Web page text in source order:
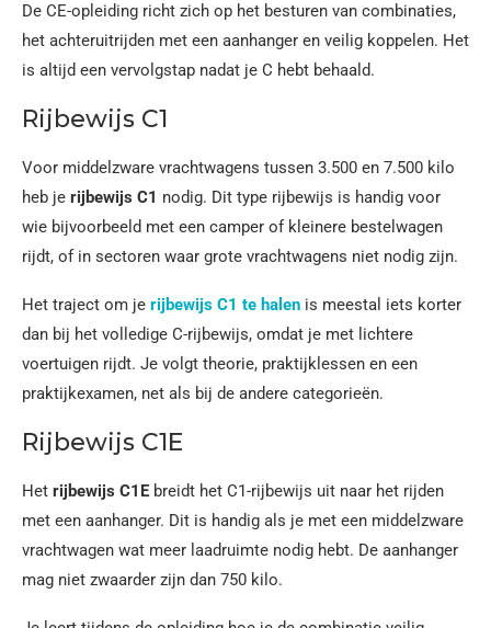
De CE-opleiding richt zich op het besturen van combinaties,
het achteruitrijden met een aanhanger en veilig koppelen. Het
is altijd een vervolgstap nadat je C hebt behaald.
Rijbewijs C1
Voor middelzware vrachtwagens tussen 3.500 en 7.500 kilo
heb je rijbewijs C1 nodig. Dit type rijbewijs is handig voor
wie bijvoorbeeld met een camper of kleinere bestelwagen
rijdt, of in sectoren waar grote vrachtwagens niet nodig zijn.
Het traject om je rijbewijs C1 te halen is meestal iets korter
dan bij het volledige C-rijbewijs, omdat je met lichtere
voertuigen rijdt. Je volgt theorie, praktijklessen en een
praktijkexamen, net als bij de andere categorieën.
Rijbewijs C1E
Het rijbewijs C1E breidt het C1-rijbewijs uit naar het rijden
met een aanhanger. Dit is handig als je met een middelzware
vrachtwagen wat meer laadruimte nodig hebt. De aanhanger
mag niet zwaarder zijn dan 750 kilo.